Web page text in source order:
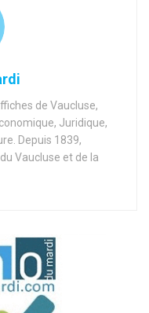
de Vaucluse,
Juridique,
Depuis 1839,
Vaucluse et de la